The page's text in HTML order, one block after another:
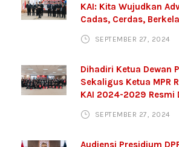
KAI: Kita Wujudkan
Cadas, Cerdas,
SEPTEMBER 27, 2024
Dihadiri Ketua Dewan
Sekaligus Ketua MPR
KAI 2024-2029 Resmi
SEPTEMBER 27, 2024
Audiensi Presidium